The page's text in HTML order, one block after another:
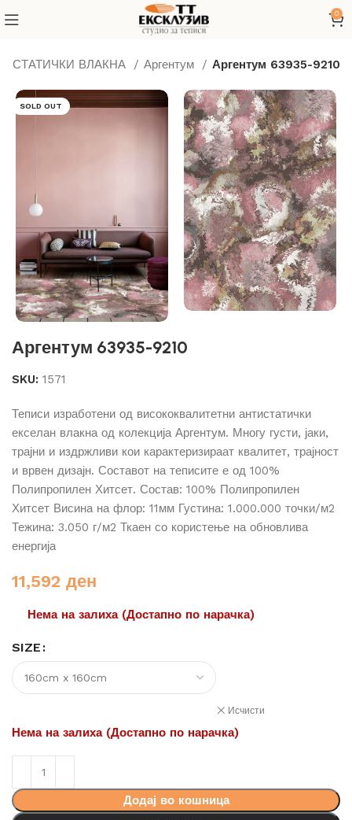
0
ВЛАКНА Аргентум Аргентум 63935-9210
SOLD OUT
Аргентум 63935-9210
SKU: 1571
Теписи изработени од висококвалитетни антистатички
екселан влакна од колекција Аргентум. Многу густи, јаки,
трајни и издржливи кои карактеризираат квалитет, трајност
и врвен дизајн. Составот на теписите е од 100%
Полипропилен Хитсет. Состав: 100% Полипропилен
Хитсет Висина на флор: 11мм Густина: 1.000.000 точки/м2
Тежина: 3.050 г/м2 Ткаен со користење на обновлива
енергија
11,592 ден
Нема на залиха (Достапно по нарачка)
SIZE
Исчисти
Нема на залиха (Достапно по нарачка)
Додај во кошница